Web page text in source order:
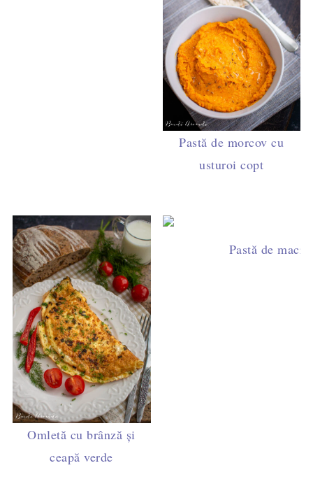
Pastă de morcov cu
usturoi copt
Omletă cu brânză și
ceapă verde
Pastă de